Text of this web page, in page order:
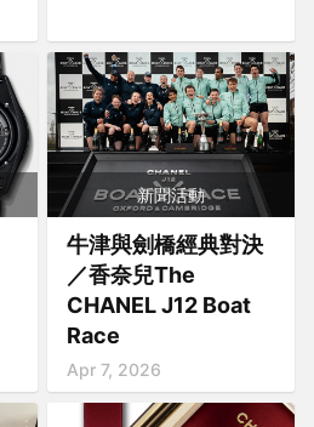
新聞活動
牛津與劍橋經典對決
／香奈兒The
CHANEL J12 Boat
Race
Apr 7, 2026